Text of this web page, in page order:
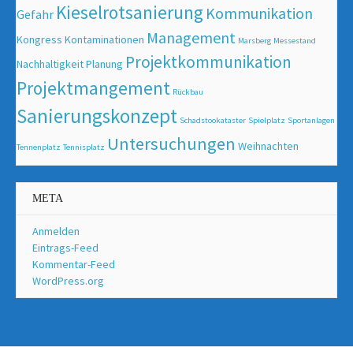
Gefahr Kieselrotsanierung Kommunikation
Kongress Kontaminationen Management Marsberg Messestand
NachhaltigkeitPlanung Projektkommunikation
Projektmangement Rückbau
Sanierungskonzept Schadstookataster Spielplatz Sportanlagen
Tennenplatz Tennisplatz Untersuchungen Weihnachten
META
Anmelden
Eintrags-Feed
Kommentar-Feed
WordPress.org